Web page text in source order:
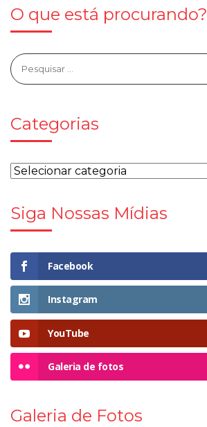
O que está procurando?
Categorias
Siga Nossas Mídias
Facebook
Instagram
YouTube
Galeria de fotos
Galeria de Fotos